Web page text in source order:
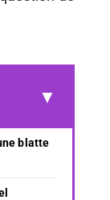
blatte